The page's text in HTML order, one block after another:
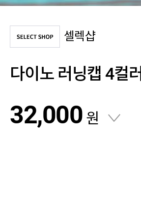
셀렉샵
다이노 러닝캡 4컬러
32,000 원